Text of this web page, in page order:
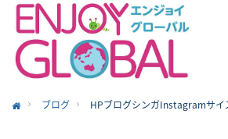
ブログ HPブログシンガInstagramサイ